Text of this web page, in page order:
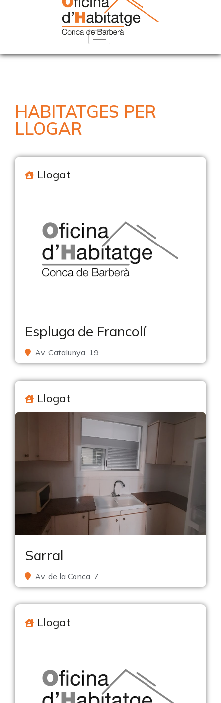
HABITATGES PER
LLOGAR
Llogat
Espluga de Francolí
Av. Catalunya, 19
Llogat
Sarral
Av. de la Conca, 7
Llogat